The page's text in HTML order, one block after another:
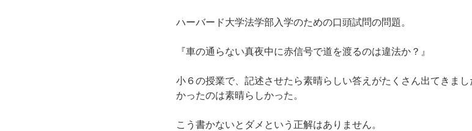
ハーバード大学法学部入学のための口頭試問の問題。
『車の通らない真夜中に赤信号で道を渡るのは違法か？』
小６の授業で、記述させたら素晴らしい答えがたくさん出てきま
かったのは素晴らしかった。
こう書かないとダメという正解はありません。